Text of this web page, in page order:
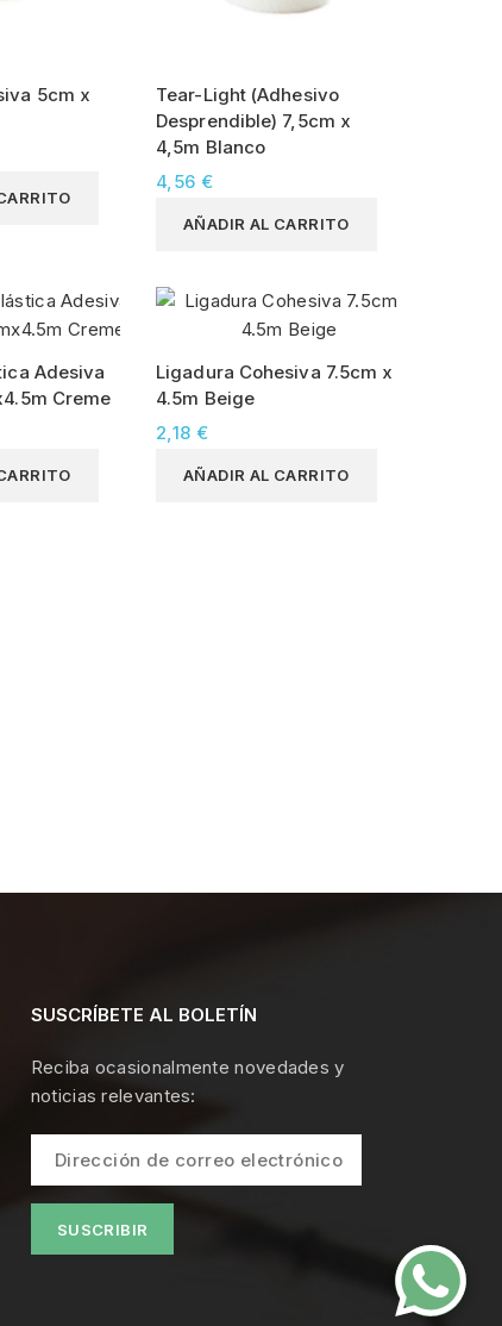
5cm x
Tear-Light (Adhesivo
Desprendible) 7,5cm x
4,5m Blanco
4,56 €
AÑADIR AL CARRITO
Adesiva
Creme
Ligadura Cohesiva 7.5cm x
4.5m Beige
2,18 €
AÑADIR AL CARRITO
SUSCRÍBETE AL BOLETÍN
Reciba ocasionalmente novedades y
noticias relevantes: